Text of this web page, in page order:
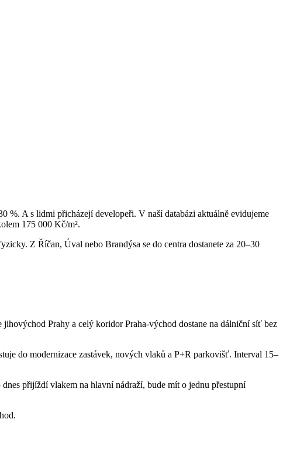
%. A s lidmi přicházejí developeři. V naší databázi aktuálně evidujeme
175 000 Kč/m².
Z Říčan, Úval nebo Brandýsa se do centra dostanete za 20–30
Prahy a celý koridor Praha-východ dostane na dálniční síť bez
do modernizace zastávek, nových vlaků a P+R parkovišť. Interval 15–
přijíždí vlakem na hlavní nádraží, bude mít o jednu přestupní